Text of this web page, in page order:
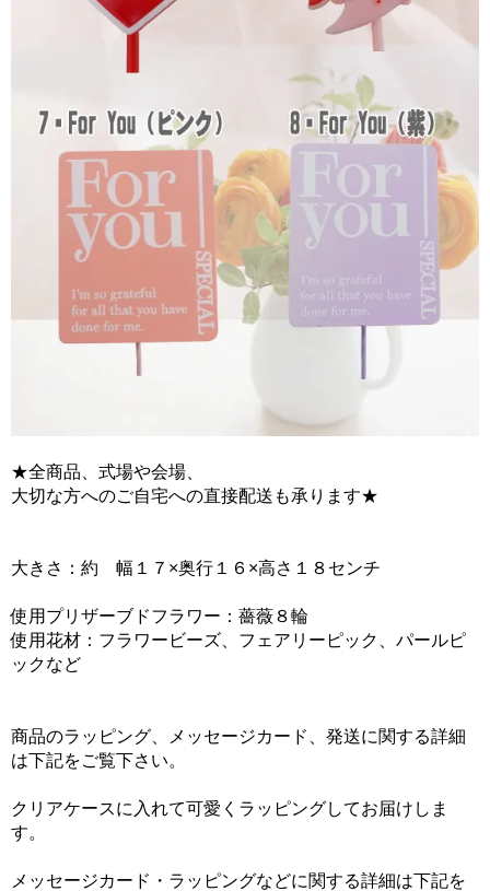
★全商品、式場や会場、
大切な方へのご自宅への直接配送も承ります★
大きさ：約 幅１７×奥行１６×高さ１８センチ
使用プリザーブドフラワー：薔薇８輪
使用花材：フラワービーズ、フェアリーピック、パールピ
ックなど
商品のラッピング、メッセージカード、発送に関する詳細
は下記をご覧下さい。
クリアケースに入れて可愛くラッピングしてお届けしま
す。
メッセージカード・ラッピングなどに関する詳細は下記を